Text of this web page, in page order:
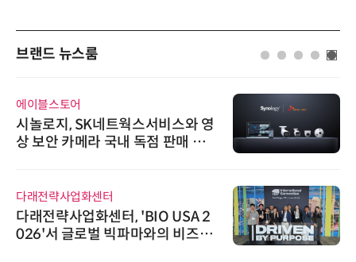
브랜드 뉴스룸
에이블스토어
시놀로지, SK네트웍스서비스와 영
상 보안 카메라 국내 독점 판매 파
다래전략사업화센터
다래전략사업화센터, 'BIO USA 2
026'서 글로벌 빅파마와의 비즈니